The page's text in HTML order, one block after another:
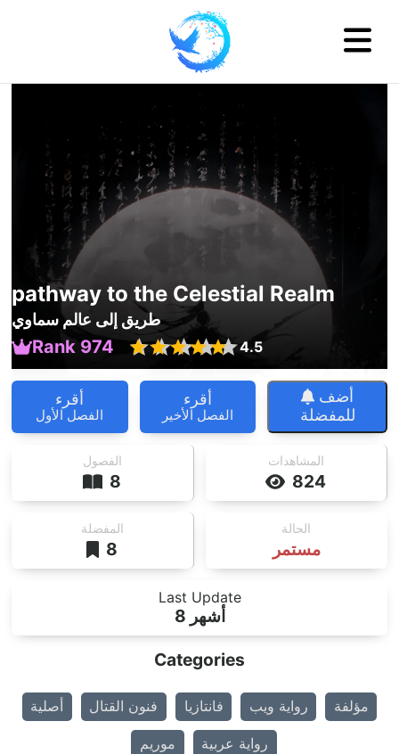
pathway to the Celestial Realm
طريق إلى عالم سماوي
Rank 974 4.5
أقرء
الفصل الأول
أقرء
الفصل الأخير
أضف
للمفضلة
8
الفصول
824
المشاهدات
8
المفضلة
مستمر
الحالة
Last Update
8 أشهر
Categories
أصلية فنون القتال فانتازيا رواية ويب مؤلفة
موريم رواية عربية